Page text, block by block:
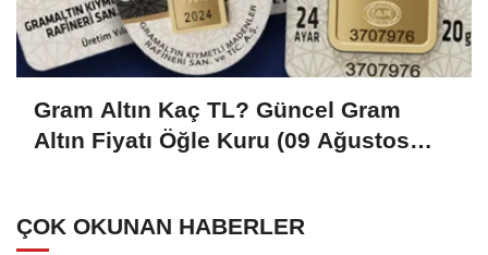
Gram Altın Kaç TL? Güncel Gram
Altın Fiyatı Öğle Kuru (09 Ağustos
ÇOK OKUNAN HABERLER